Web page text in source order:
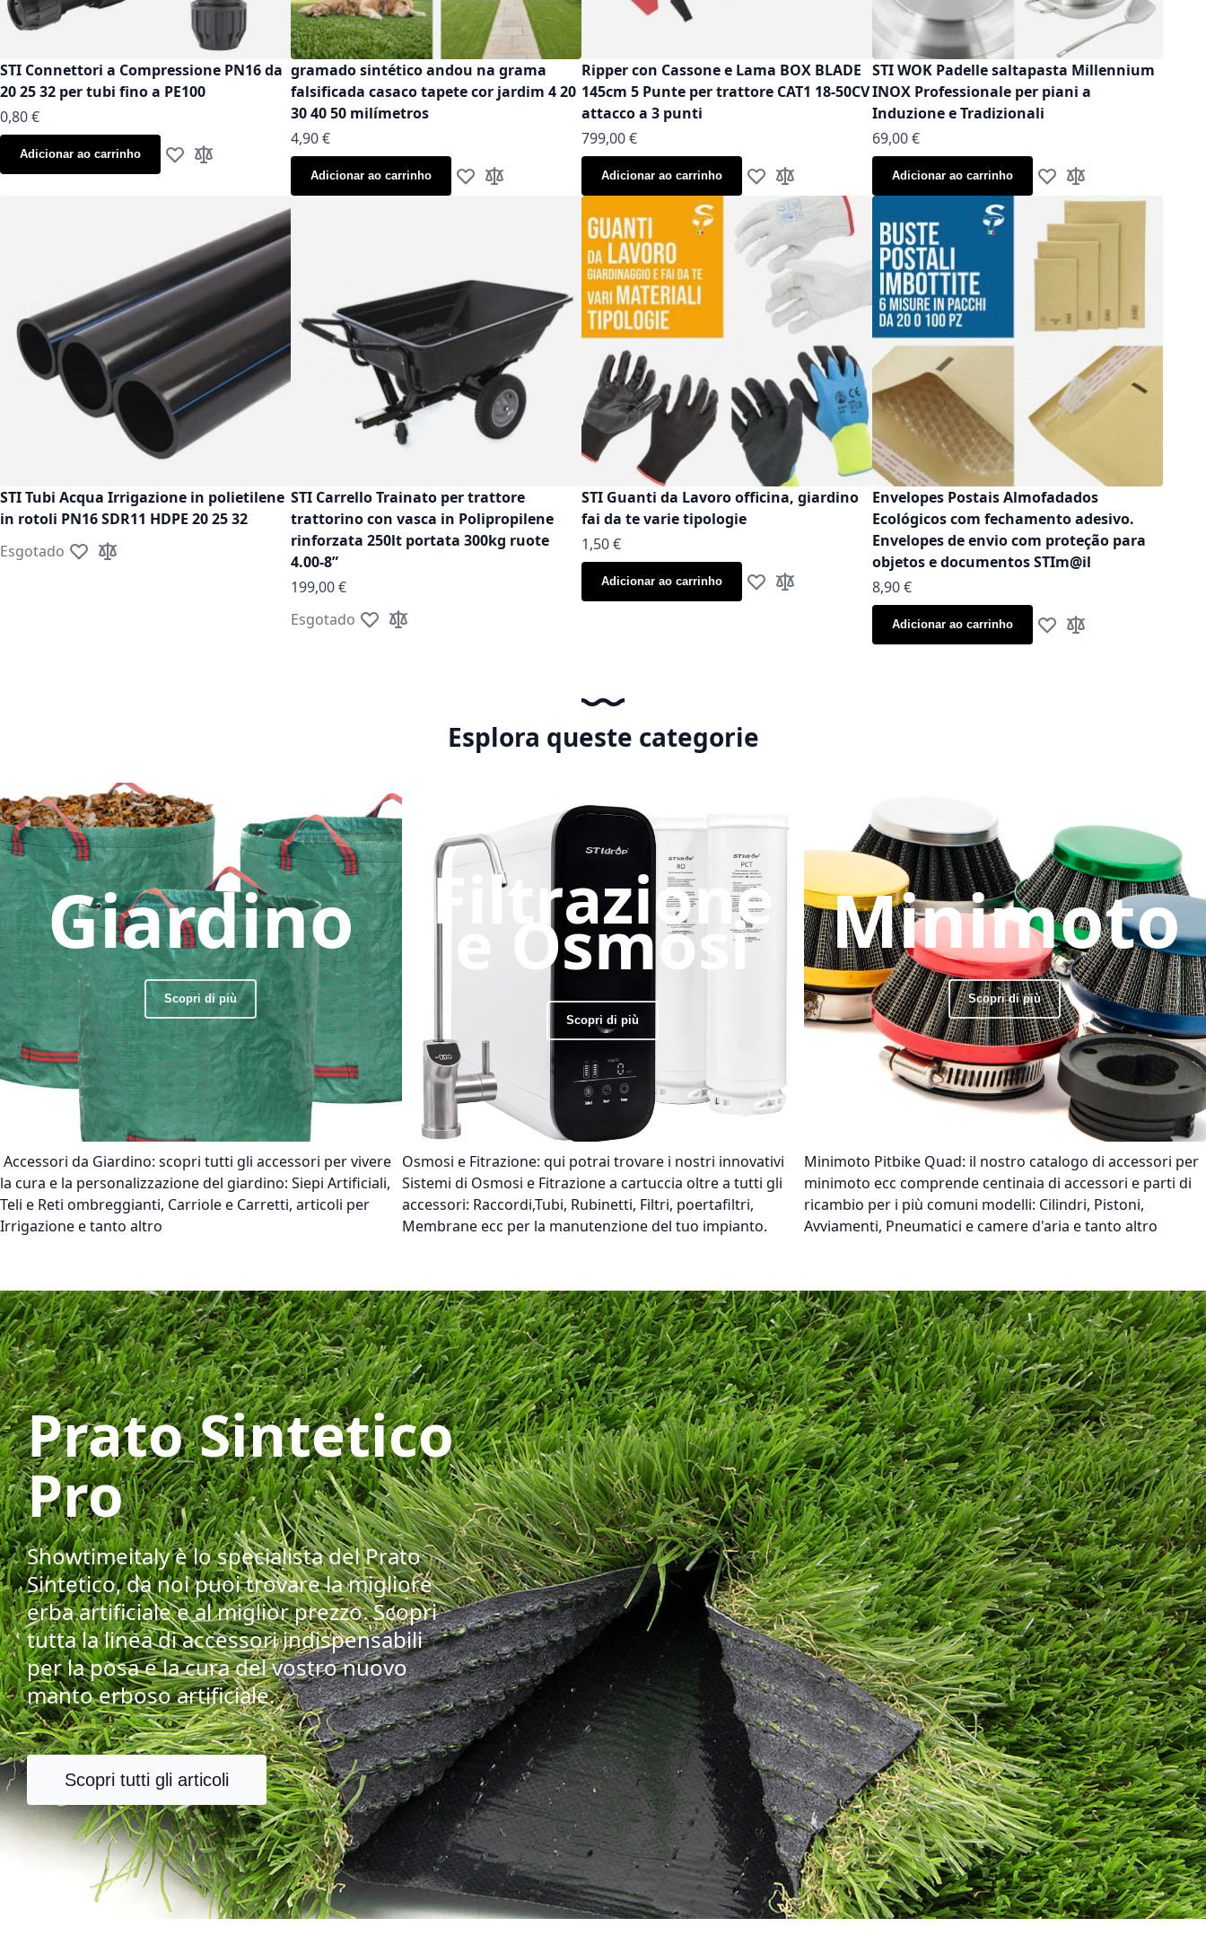
STI Connettori a Compressione PN16 da
20 25 32 per tubi fino a PE100
As low as
0,80 €
Adicionar ao carrinho Adicionar à Lista de Desejos
Adicionar à Comparação
gramado sintético andou na grama
falsificada casaco tapete cor jardim 4 20
30 40 50 milímetros
As low as
4,90 €
Adicionar ao carrinho Adicionar à Lista de Desejos
Adicionar à Comparação
Ripper con Cassone e Lama BOX BLADE
145cm 5 Punte per trattore CAT1 18-50CV
attacco a 3 punti
799,00 €
Adicionar ao carrinho Adicionar à Lista de Desejos
Adicionar à Comparação
STI WOK Padelle saltapasta Millennium
INOX Professionale per piani a
Induzione e Tradizionali
As low as
69,00 €
Adicionar ao carrinho Adicionar à Lista de
Adicionar à
STI Tubi Acqua Irrigazione in polietilene
in rotoli PN16 SDR11 HDPE 20 25 32
Esgotado Adicionar à Lista de Desejos
Adicionar à Comparação
STI Carrello Trainato per trattore
trattorino con vasca in Polipropilene
rinforzata 250lt portata 300kg ruote
4.00-8”
199,00 €
Esgotado Adicionar à Lista de Desejos
Adicionar à Comparação
STI Guanti da Lavoro officina, giardino
fai da te varie tipologie
As low as
1,50 €
Adicionar ao carrinho Adicionar à Lista de Desejos
Adicionar à Comparação
Envelopes Postais Almofadados
Ecológicos com fechamento adesivo.
Envelopes de envio com proteção para
objetos e documentos STIm@il
As low as
8,90 €
Adicionar ao carrinho Adicionar à Lista de
Adicionar à
Esplora queste categorie
Giardino
Scopri di più
Accessori da Giardino: scopri tutti gli accessori per vivere
la cura e la personalizzazione del giardino: Siepi Artificiali,
Teli e Reti ombreggianti, Carriole e Carretti, articoli per
Irrigazione e tanto altro
Filtrazione
e Osmosi
Scopri di più
Osmosi e Fitrazione: qui potrai trovare i nostri innovativi
Sistemi di Osmosi e Fitrazione a cartuccia oltre a tutti gli
accessori: Raccordi,Tubi, Rubinetti, Filtri, poertafiltri,
Membrane ecc per la manutenzione del tuo impianto.
Minimoto
Scopri di più
Minimoto Pitbike Quad: il nostro catalogo di accessori per
minimoto ecc comprende centinaia di accessori e parti di
ricambio per i più comuni modelli: Cilindri, Pistoni,
Avviamenti, Pneumatici e camere d'aria e tanto altro
Prato Sintetico
Pro
Showtimeitaly è lo specialista del Prato
Sintetico, da noi puoi trovare la migliore
erba artificiale e al miglior prezzo. Scopri
tutta la linea di accessori indispensabili
per la posa e la cura del vostro nuovo
manto erboso artificiale.
Scopri tutti gli articoli